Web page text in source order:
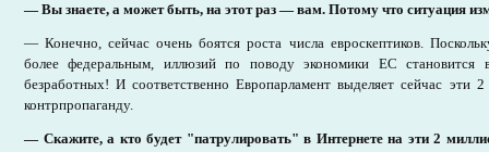
— Вы знаете, а может быть, на этот раз — вам. Потому что ситуация
— Конечно, сейчас очень боятся роста числа евроскептиков.
более федеральным, иллюзий по поводу экономики ЕС становится
безработных! И соответственно Европарламент выделяет сейчас эти
контрпропаганду.
— Скажите, а кто будет "патрулировать" в Интернете на эти 2